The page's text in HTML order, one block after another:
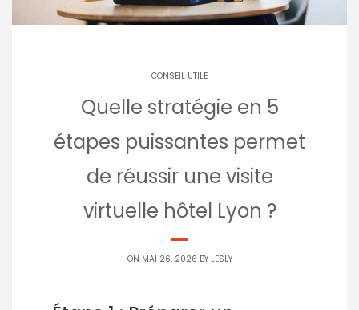
CONSEIL UTILE
Quelle stratégie en 5
étapes puissantes permet
de réussir une visite
virtuelle hôtel Lyon ?
ON MAI 26, 2026 BY LESLY